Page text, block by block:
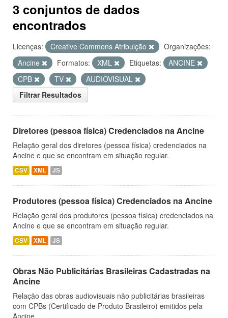
3 conjuntos de dados
encontrados
Licenças: Creative Commons Atribuição
Organizações:
Ancine
Formatos: XML Etiquetas:
ANCINE
CPB
TV
AUDIOVISUAL
Filtrar Resultados
Diretores (pessoa física) Credenciados na Ancine
Relação geral dos diretores (pessoa física) credenciados na
Ancine e que se encontram em situação regular.
CSV XML JS
Produtores (pessoa física) Credenciados na Ancine
Relação geral dos produtores (pessoa física) credenciados na
Ancine e que se encontram em situação regular.
CSV XML JS
Obras Não Publicitárias Brasileiras Cadastradas na
Ancine
Relação das obras audiovisuais não publicitárias brasileiras
com CPBs (Certificado de Produto Brasileiro) emitidos pela
Ancine.